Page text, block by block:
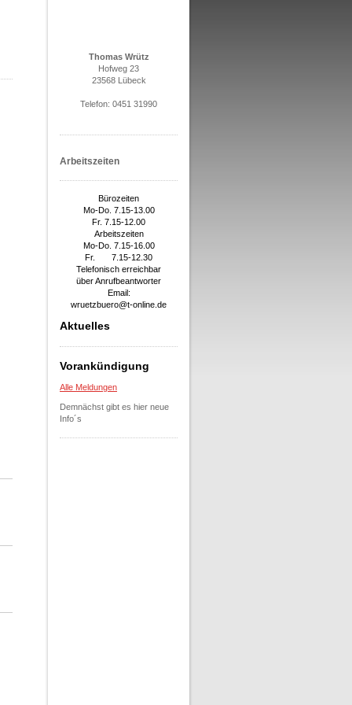
Thomas Wrütz
Hofweg 23
23568 Lübeck
Telefon: 0451 31990
Arbeitszeiten
Bürozeiten
Mo-Do. 7.15-13.00
Fr. 7.15-12.00
Arbeitszeiten
Mo-Do. 7.15-16.00
Fr. 7.15-12.30
Telefonisch erreichbar
über Anrufbeantworter
Email:
wruetzbuero@t-online.de
Aktuelles
Vorankündigung
Alle Meldungen
Demnächst gibt es hier neue
Info´s